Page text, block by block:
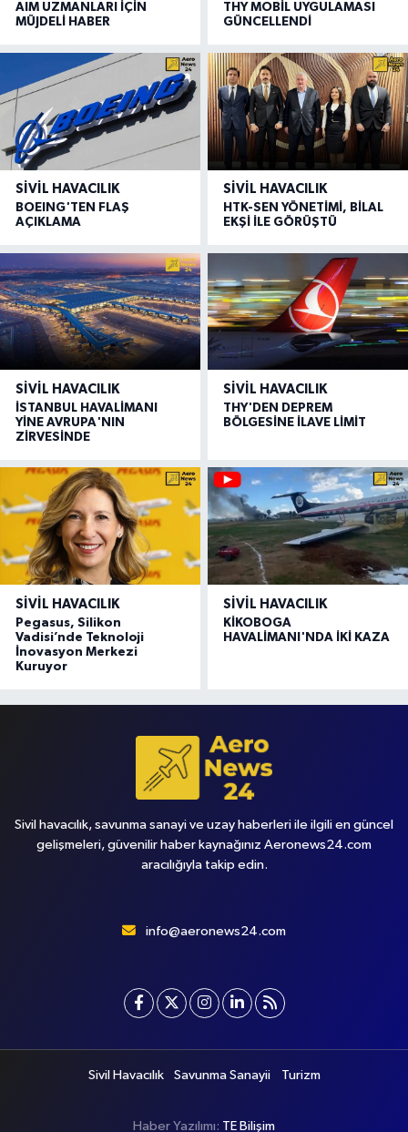
AIM UZMANLARI İÇİN
MÜJDELİ HABER
THY MOBİL UYGULAMASI
GÜNCELLENDİ
SIVIL HAVACILIK
BOEING'TEN FLAŞ
AÇIKLAMA
SIVIL HAVACILIK
HTK-SEN YÖNETİMİ, BİLAL
EKŞİ İLE GÖRÜŞTÜ
SIVIL HAVACILIK
İSTANBUL HAVALİMANI
YİNE AVRUPA'NIN
ZİRVESİNDE
SIVIL HAVACILIK
THY'DEN DEPREM
BÖLGESİNE İLAVE LİMİT
SIVIL HAVACILIK
Pegasus, Silikon
Vadisi’nde Teknoloji
İnovasyon Merkezi
Kuruyor
SIVIL HAVACILIK
KİKOBOGA
HAVALİMANI'NDA İKİ KAZA
Sivil havacılık, savunma sanayi ve uzay haberleri ile ilgili en güncel
gelişmeleri, güvenilir haber kaynağınız Aeronews24.com
aracılığıyla takip edin.
info@aeronews24.com
Sivil Havacılık Savunma Sanayii Turizm
Haber Yazılımı: TE Bilişim